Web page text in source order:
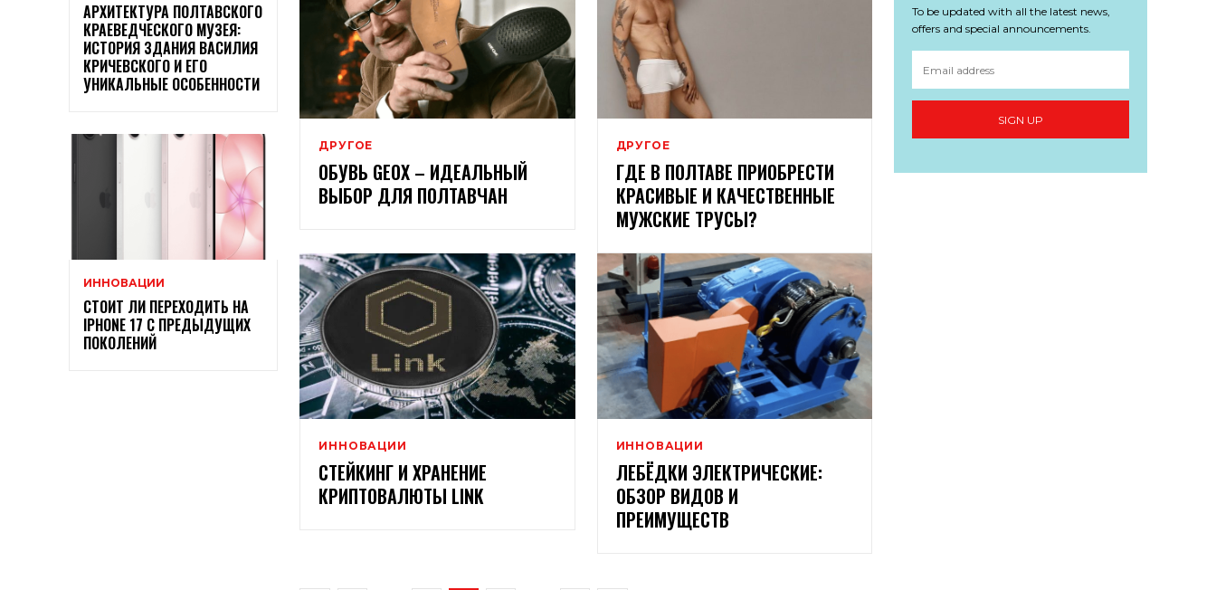
АРХИТЕКТУРА ПОЛТАВСКОГО
КРАЕВЕДЧЕСКОГО МУЗЕЯ:
ИСТОРИЯ ЗДАНИЯ ВАСИЛИЯ
КРИЧЕВСКОГО И ЕГО
УНИКАЛЬНЫЕ ОСОБЕННОСТИ
ИННОВАЦИИ
СТОИТ ЛИ ПЕРЕХОДИТЬ НА
IPHONE 17 С ПРЕДЫДУЩИХ
ПОКОЛЕНИЙ
ДРУГОЕ
ОБУВЬ GEOX – ИДЕАЛЬНЫЙ
ВЫБОР ДЛЯ ПОЛТАВЧАН
ДРУГОЕ
ГДЕ В ПОЛТАВЕ ПРИОБРЕСТИ
КРАСИВЫЕ И КАЧЕСТВЕННЫЕ
МУЖСКИЕ ТРУСЫ?
ИННОВАЦИИ
СТЕЙКИНГ И ХРАНЕНИЕ
КРИПТОВАЛЮТЫ LINK
ИННОВАЦИИ
ЛЕБЁДКИ ЭЛЕКТРИЧЕСКИЕ:
ОБЗОР ВИДОВ И
ПРЕИМУЩЕСТВ
To be updated with all the latest news,
offers and special announcements.
SIGN UP